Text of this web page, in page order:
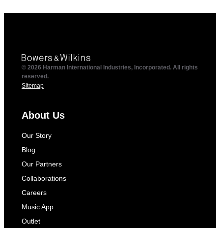
© 2026 Harman International Industries, Incorporated. All rights
reserved.
Sitemap
About Us
Our Story
Blog
Our Partners
Collaborations
Careers
Music App
Outlet